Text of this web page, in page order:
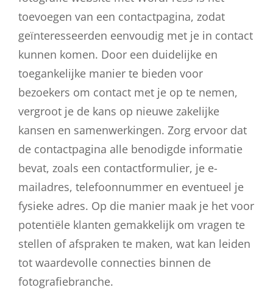
toevoegen van een contactpagina, zodat
geïnteresseerden eenvoudig met je in contact
kunnen komen. Door een duidelijke en
toegankelijke manier te bieden voor
bezoekers om contact met je op te nemen,
vergroot je de kans op nieuwe zakelijke
kansen en samenwerkingen. Zorg ervoor dat
de contactpagina alle benodigde informatie
bevat, zoals een contactformulier, je e-
mailadres, telefoonnummer en eventueel je
fysieke adres. Op die manier maak je het voor
potentiële klanten gemakkelijk om vragen te
stellen of afspraken te maken, wat kan leiden
tot waardevolle connecties binnen de
fotografiebranche.